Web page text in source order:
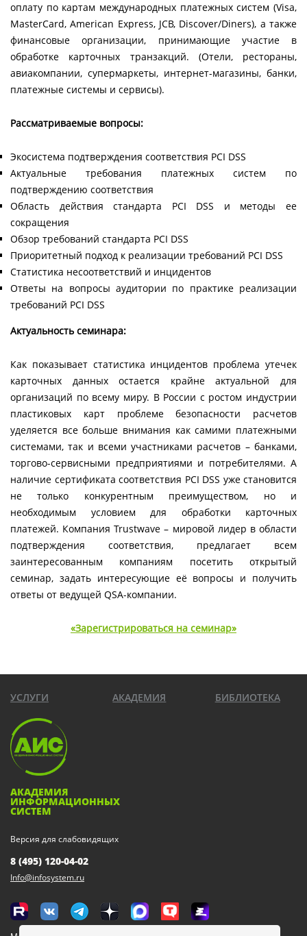
оплату по картам международных платежных систем (Visa,
MasterCard, American Express, JCB, Discover/Diners), а также
финансовые организации, принимающие участие в
обработке карточных транзакций. (Отели, рестораны,
авиакомпании, супермаркеты, интернет-магазины, банки,
платежные системы и сервисы).
Рассматриваемые вопросы:
Экосистема подтверждения соответствия PCI DSS
Актуальные требования платежных систем по
подтверждению соответствия
Область действия стандарта PCI DSS и методы ее
сокращения
Обзор требований стандарта PCI DSS
Приоритетный подход к реализации требований PCI DSS
Статистика несоответствий и инцидентов
Ответы на вопросы аудитории по практике реализации
требований PCI DSS
Актуальность семинара:
Как показывает статистика инцидентов проблема утечек
карточных данных остается крайне актуальной для
организаций по всему миру. В России с ростом индустрии
пластиковых карт проблеме безопасности расчетов
уделяется все больше внимания как самими платежными
системами, так и всеми участниками расчетов – банками,
торгово-сервисными предприятиями и потребителями. А
наличие сертификата соответствия PCI DSS уже становится
не только конкурентным преимуществом, но и
необходимым условием для обработки карточных
платежей. Компания Trustwave – мировой лидер в области
подтверждения соответствия, предлагает всем
заинтересованным компаниям посетить открытый
семинар, задать интересующие её вопросы и получить
ответы от ведущей QSA-компании.
«Зарегистрироваться на семинар»
УСЛУГИ АКАДЕМИЯ БИБЛИОТЕКА
АКАДЕМИЯ
ИНФОРМАЦИОННЫХ
СИСТЕМ
Версия для слабовидящих
8 (495) 120-04-02
Info@infosystem.ru